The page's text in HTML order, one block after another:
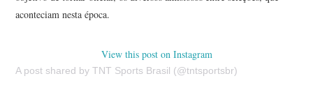
aconteciam nesta época.
View this post on Instagram
A post shared by TNT Sports Brasil (@tntsportsbr)